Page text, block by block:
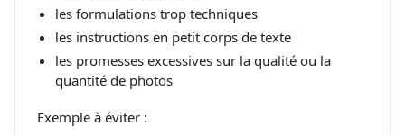
les formulations trop techniques
les instructions en petit corps de texte
les promesses excessives sur la qualité ou la
quantité de photos
Exemple à éviter :